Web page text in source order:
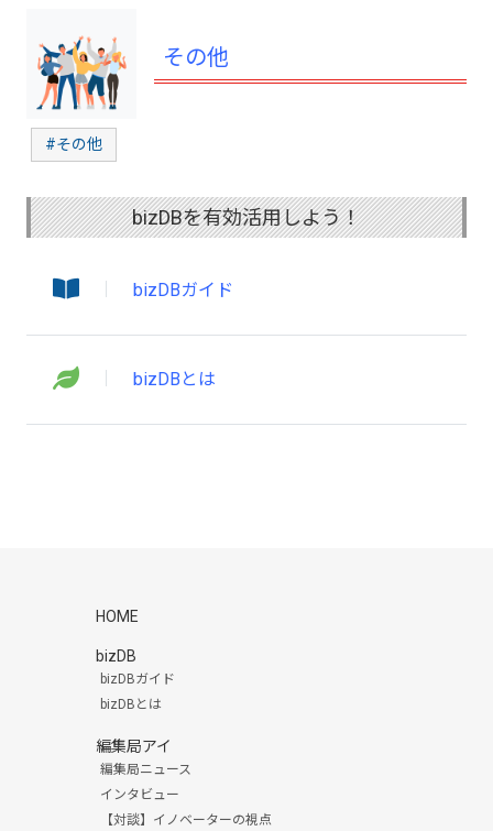
その他
#その他
bizDBを有効活用しよう！
bizDBガイド
bizDBとは
HOME
bizDB
bizDBガイド
bizDBとは
編集局アイ
編集局ニュース
インタビュー
【対談】イノベーターの視点